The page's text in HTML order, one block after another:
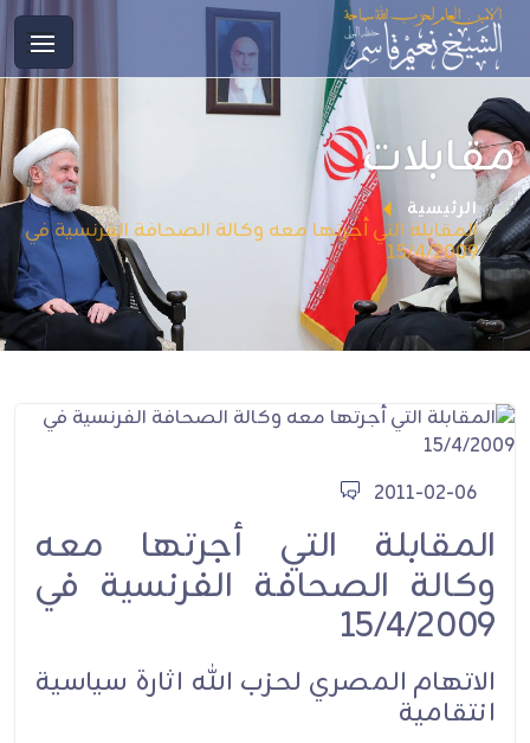
مقابلات
الرئيسية
المقابلة التي أجرتها معه وكالة الصحافة الفرنسية في
15/4/2009
2011-02-06
المقابلة التي أجرتها معه
وكالة الصحافة الفرنسية في
15/4/2009
الاتهام المصري لحزب الله اثارة سياسية
انتقامية